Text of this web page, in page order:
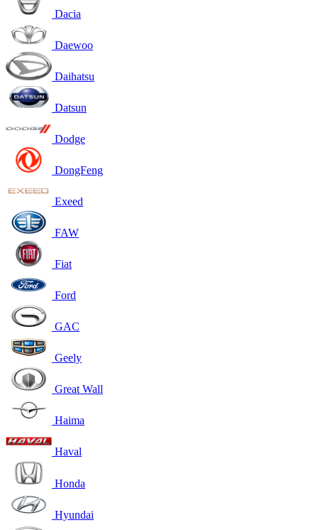
Dacia
Daewoo
Daihatsu
Datsun
Dodge
DongFeng
Exeed
FAW
Fiat
Ford
GAC
Geely
Great Wall
Haima
Haval
Honda
Hyundai